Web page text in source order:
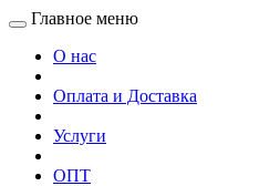
Главное меню
О нас
Оплата и Доставка
Услуги
ОПТ